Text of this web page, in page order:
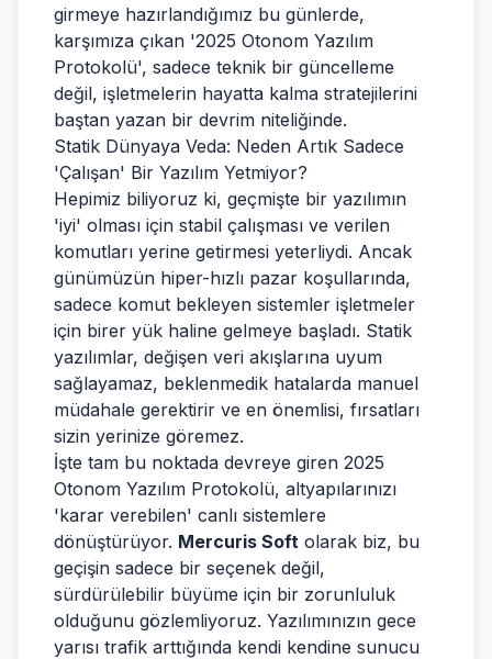
girmeye hazırlandığımız bu günlerde,
karşımıza çıkan '2025 Otonom Yazılım
Protokolü', sadece teknik bir güncelleme
değil, işletmelerin hayatta kalma stratejilerini
baştan yazan bir devrim niteliğinde.
Statik Dünyaya Veda: Neden Artık Sadece
'Çalışan' Bir Yazılım Yetmiyor?
Hepimiz biliyoruz ki, geçmişte bir yazılımın
'iyi' olması için stabil çalışması ve verilen
komutları yerine getirmesi yeterliydi. Ancak
günümüzün hiper-hızlı pazar koşullarında,
sadece komut bekleyen sistemler işletmeler
için birer yük haline gelmeye başladı. Statik
yazılımlar, değişen veri akışlarına uyum
sağlayamaz, beklenmedik hatalarda manuel
müdahale gerektirir ve en önemlisi, fırsatları
sizin yerinize göremez.
İşte tam bu noktada devreye giren 2025
Otonom Yazılım Protokolü, altyapılarınızı
'karar verebilen' canlı sistemlere
dönüştürüyor. Mercuris Soft olarak biz, bu
geçişin sadece bir seçenek değil,
sürdürülebilir büyüme için bir zorunluluk
olduğunu gözlemliyoruz. Yazılımınızın gece
yarısı trafik arttığında kendi kendine sunucu